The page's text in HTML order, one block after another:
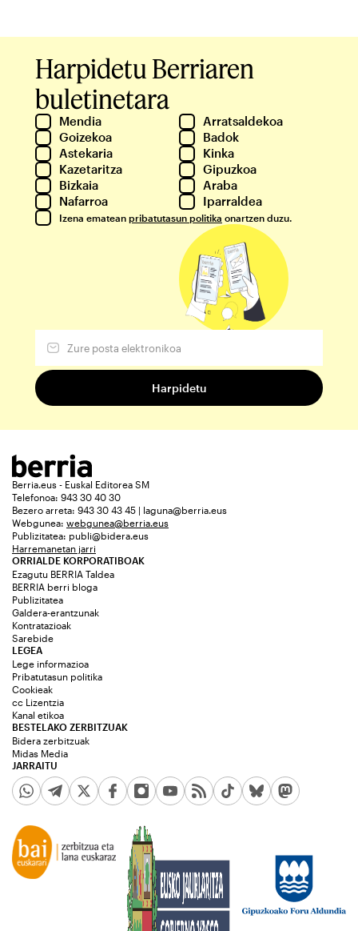
Harpidetu Berriaren
buletinetara
Mendia
Arratsaldekoa
Goizekoa
Badok
Astekaria
Kinka
Kazetaritza
Gipuzkoa
Bizkaia
Araba
Nafarroa
Iparraldea
Izena ematean pribatutasun politika onartzen duzu.
Berria.eus - Euskal Editorea SM
Telefonoa: 943 30 40 30
Bezero arreta: 943 30 43 45 | laguna@berria.eus
Webgunea: webgunea@berria.eus
Publizitatea: publi@bidera.eus
Harremanetan jarri
ORRIALDE KORPORATIBOAK
Ezagutu BERRIA Taldea
BERRIA berri bloga
Publizitatea
Galdera-erantzunak
Kontratazioak
Sarebide
JARRAITU
LEGEA
Lege informazioa
Pribatutasun politika
Cookieak
cc Lizentzia
Kanal etikoa
BESTELAKO ZERBITZUAK
Bidera zerbitzuak
Midas Media